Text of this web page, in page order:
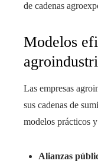
de cadenas
Modelos
Las empresas
sus cadenas de
modelos prácticos
Alianzas